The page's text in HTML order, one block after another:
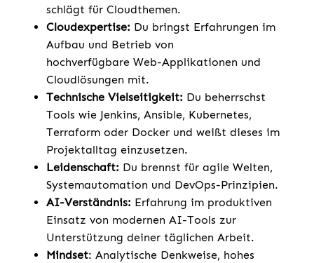
schlägt für Cloudthemen.
Cloudexpertise: Du bringst Erfahrungen im
Aufbau und Betrieb von
hochverfügbare Web-Applikationen und
Cloudlösungen mit.
Technische Vielseitigkeit: Du beherrschst
Tools wie Jenkins, Ansible, Kubernetes,
Terraform oder Docker und weißt dieses im
Projektalltag einzusetzen.
Leidenschaft: Du brennst für agile Welten,
Systemautomation und DevOps-Prinzipien.
AI-Verständnis: Erfahrung im produktiven
Einsatz von modernen AI-Tools zur
Unterstützung deiner täglichen Arbeit.
Mindset: Analytische Denkweise, hohes